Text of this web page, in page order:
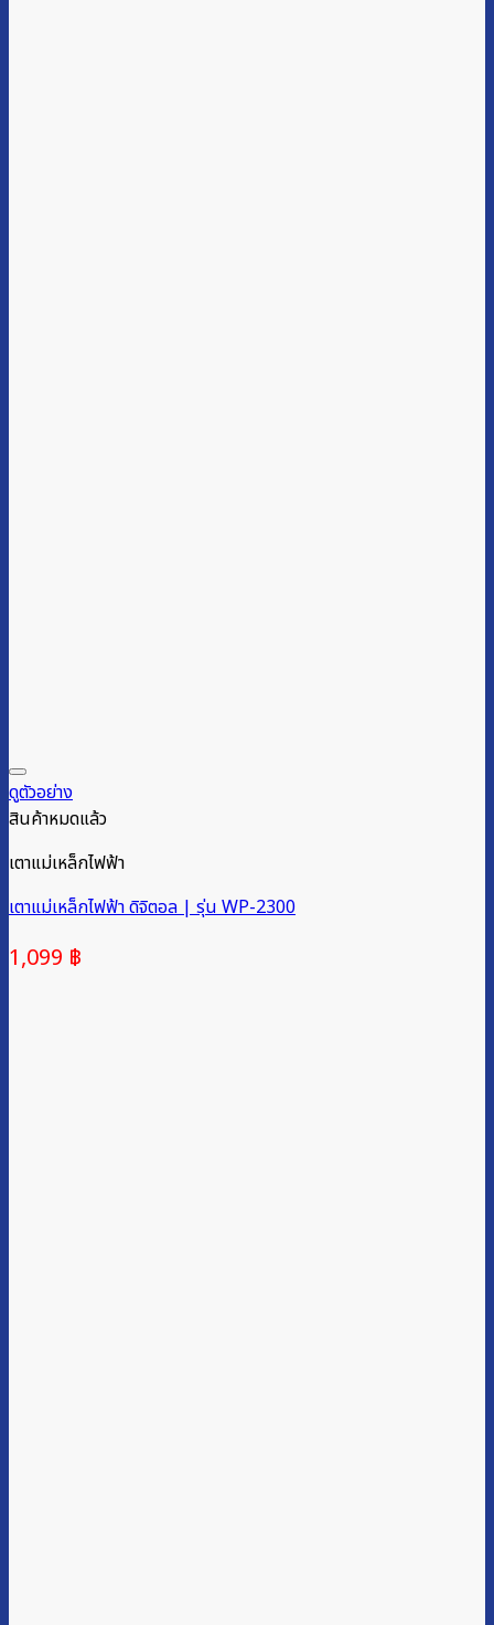
ดูตัวอย่าง
สินค้าหมดแล้ว
เตาแม่เหล็กไฟฟ้า
เตาแม่เหล็กไฟฟ้า ดิจิตอล | รุ่น WP-2300
1,099 ฿